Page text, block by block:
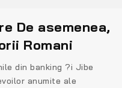
De asemenea,
Romani
din banking ?i Jibe
anumite ale